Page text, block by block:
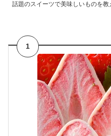
話題のスイーツで美味しいものを教
1